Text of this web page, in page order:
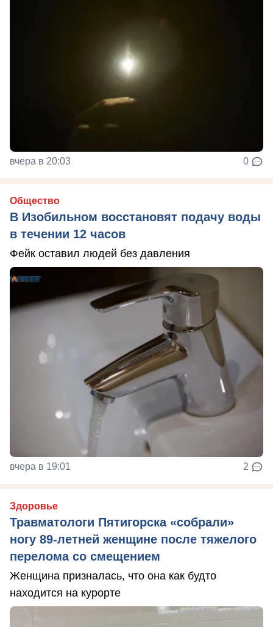
вчера в 20:03 0
Общество
В Изобильном восстановят подачу воды
в течении 12 часов
Фейк оставил людей без давления
вчера в 19:01 2
Здоровье
Травматологи Пятигорска «собрали»
ногу 89-летней женщине после тяжелого
перелома со смещением
Женщина призналась, что она как будто
находится на курорте